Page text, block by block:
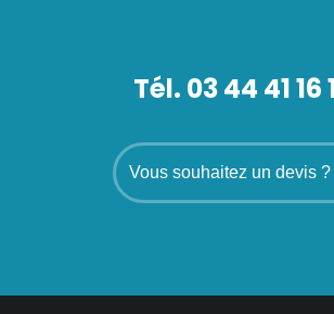
Tél. 03 44 41 16
Vous souhaitez un devis ?